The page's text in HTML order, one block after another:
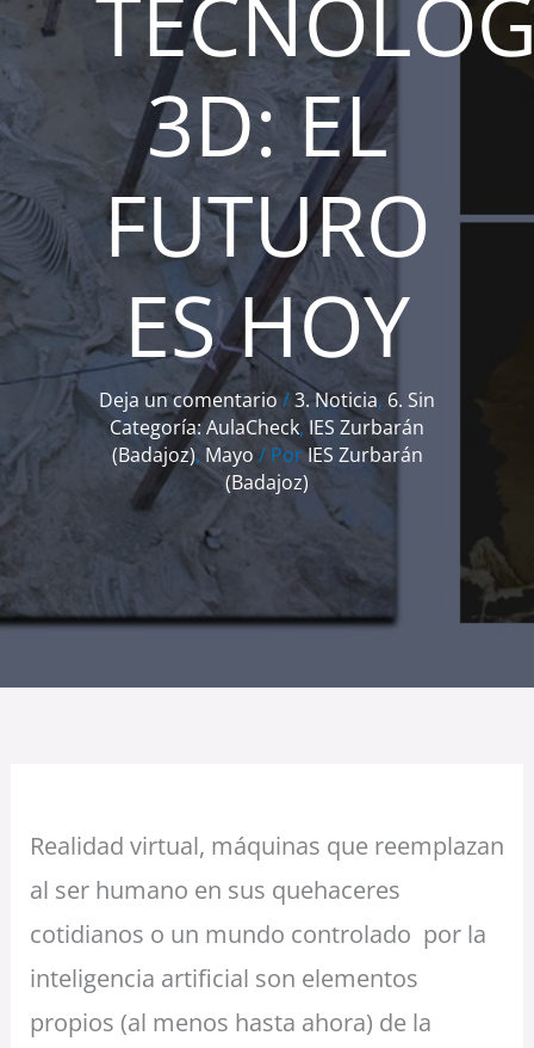
3D: EL
FUTURO
ES HOY
Deja un comentario/3. Noticia, 6. Sin
Categoría: AulaCheck,IES Zurbarán
(Badajoz), Mayo / PorIES Zurbarán
(Badajoz)
Realidad virtual, máquinas que reemplazan
al ser humano en sus quehaceres
cotidianos o un mundo controlado por la
inteligencia artificial son elementos
propios (al menos hasta ahora) de la